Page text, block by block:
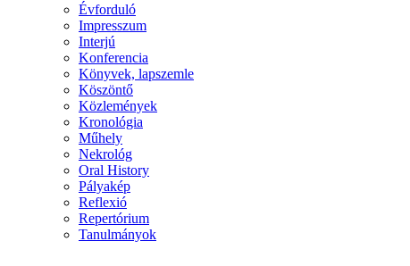
Évforduló
Impresszum
Interjú
Konferencia
Könyvek, lapszemle
Köszöntő
Közlemények
Kronológia
Műhely
Nekrológ
Oral History
Pályakép
Reflexió
Repertórium
Tanulmányok